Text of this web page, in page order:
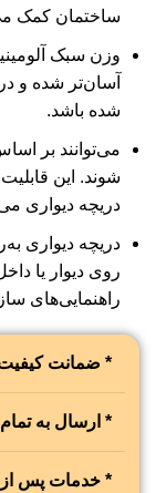
ساختمان کمک
وزن سبک
آسان‌تر شده و
شده باشد.
می‌توانند بر
شوند. این
دریچه‌ دیواری
دریچه‌ دیواری
روی دیوار یا
راهنمایی‌های
* ضمانت کیفیت
* ارسال به
* خدمات پس